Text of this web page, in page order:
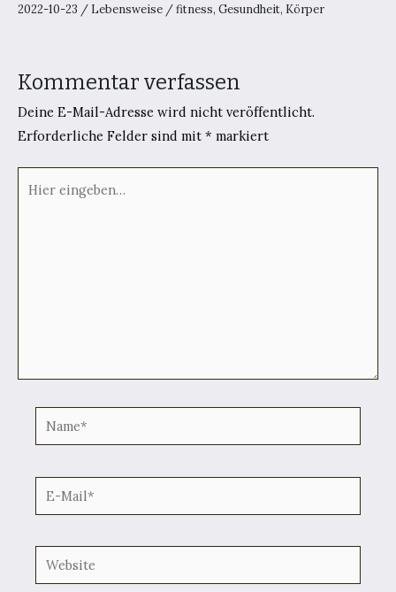
2022-10-23 / Lebensweise /fitness, Gesundheit, Körper
Kommentar verfassen
Deine E-Mail-Adresse wird nicht veröffentlicht.
Erforderliche Felder sind mit * markiert
eingeben…
Name*
E-
Mail*
Website